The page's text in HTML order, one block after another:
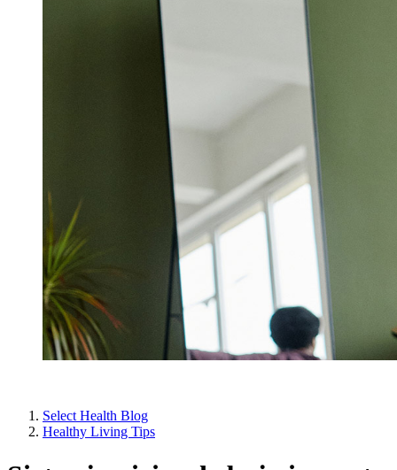
Select Health Blog
Healthy Living Tips